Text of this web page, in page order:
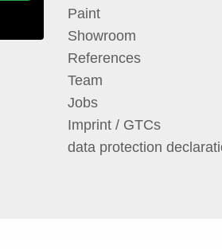
Paint
Showroom
References
Team
Jobs
Imprint / GTCs
data protection